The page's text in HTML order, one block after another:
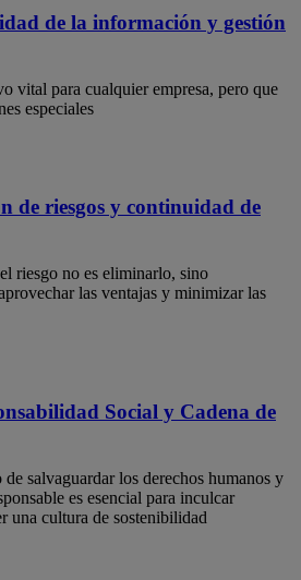
de la información y gestión
vital para cualquier empresa, pero que
especiales
de riesgos y continuidad de
riesgo no es eliminarlo, sino
las ventajas y minimizar las
Social y Cadena de
salvaguardar los derechos humanos y
es esencial para inculcar
una cultura de sostenibilidad